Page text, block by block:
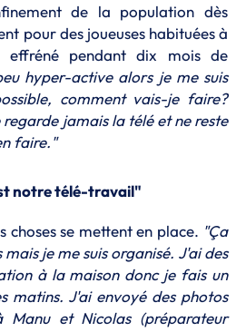
de la population dès
pour des joueuses habituées à
pendant dix mois de
hyper-active alors je me suis
comment vais-je faire?
regarde jamais la télé et ne reste
faire."
notre télé-travail"
choses se mettent en place. "Ça
je me suis organisé. J'ai des
à la maison donc je fais un
matins. J'ai envoyé des photos
Manu et Nicolas (préparateur